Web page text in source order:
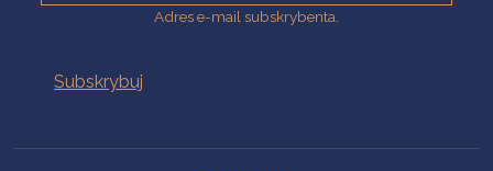
Adres e-mail subskrybenta.